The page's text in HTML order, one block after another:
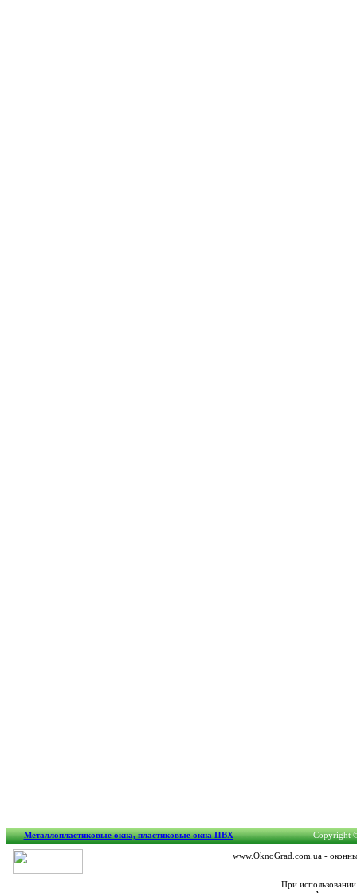
Металлопластиковые окна, пластиковые окна ПВХ Copyright
www.OknoGrad.com.ua -
При